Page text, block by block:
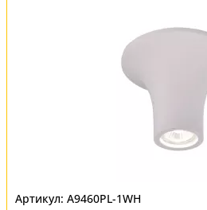
A9460PL-1WH